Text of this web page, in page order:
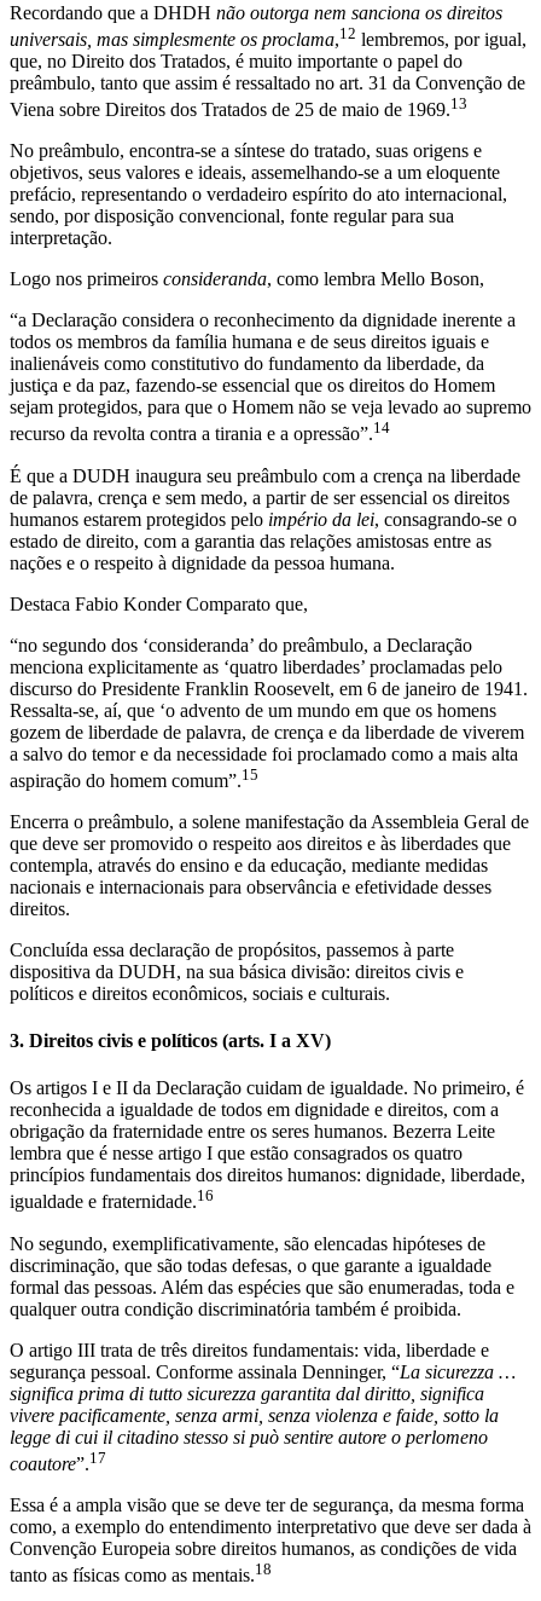
Recordando que a DHDH não outorga nem sanciona os direitos
universais, mas simplesmente os proclama,12 lembremos, por igual,
que, no Direito dos Tratados, é muito importante o papel do
preâmbulo, tanto que assim é ressaltado no art. 31 da Convenção de
Viena sobre Direitos dos Tratados de 25 de maio de 1969.13
No preâmbulo, encontra-se a síntese do tratado, suas origens e
objetivos, seus valores e ideais, assemelhando-se a um eloquente
prefácio, representando o verdadeiro espírito do ato internacional,
sendo, por disposição convencional, fonte regular para sua
interpretação.
Logo nos primeiros consideranda, como lembra Mello Boson,
“a Declaração considera o reconhecimento da dignidade inerente a
todos os membros da família humana e de seus direitos iguais e
inalienáveis como constitutivo do fundamento da liberdade, da
justiça e da paz, fazendo-se essencial que os direitos do Homem
sejam protegidos, para que o Homem não se veja levado ao supremo
recurso da revolta contra a tirania e a opressão”.14
É que a DUDH inaugura seu preâmbulo com a crença na liberdade
de palavra, crença e sem medo, a partir de ser essencial os direitos
humanos estarem protegidos pelo império da lei, consagrando-se o
estado de direito, com a garantia das relações amistosas entre as
nações e o respeito à dignidade da pessoa humana.
Destaca Fabio Konder Comparato que,
“no segundo dos ‘consideranda’ do preâmbulo, a Declaração
menciona explicitamente as ‘quatro liberdades’ proclamadas pelo
discurso do Presidente Franklin Roosevelt, em 6 de janeiro de 1941.
Ressalta-se, aí, que ‘o advento de um mundo em que os homens
gozem de liberdade de palavra, de crença e da liberdade de viverem
a salvo do temor e da necessidade foi proclamado como a mais alta
aspiração do homem comum”.15
Encerra o preâmbulo, a solene manifestação da Assembleia Geral de
que deve ser promovido o respeito aos direitos e às liberdades que
contempla, através do ensino e da educação, mediante medidas
nacionais e internacionais para observância e efetividade desses
direitos.
Concluída essa declaração de propósitos, passemos à parte
dispositiva da DUDH, na sua básica divisão: direitos civis e
políticos e direitos econômicos, sociais e culturais.
3. Direitos civis e políticos (arts. I a XV)
Os artigos I e II da Declaração cuidam de igualdade. No primeiro, é
reconhecida a igualdade de todos em dignidade e direitos, com a
obrigação da fraternidade entre os seres humanos. Bezerra Leite
lembra que é nesse artigo I que estão consagrados os quatro
princípios fundamentais dos direitos humanos: dignidade, liberdade,
igualdade e fraternidade.16
No segundo, exemplificativamente, são elencadas hipóteses de
discriminação, que são todas defesas, o que garante a igualdade
formal das pessoas. Além das espécies que são enumeradas, toda e
qualquer outra condição discriminatória também é proibida.
O artigo III trata de três direitos fundamentais: vida, liberdade e
segurança pessoal. Conforme assinala Denninger, “La sicurezza …
significa prima di tutto sicurezza garantita dal diritto, significa
vivere pacificamente, senza armi, senza violenza e faide, sotto la
legge di cui il citadino stesso si può sentire autore o perlomeno
coautore”.17
Essa é a ampla visão que se deve ter de segurança, da mesma forma
como, a exemplo do entendimento interpretativo que deve ser dada à
Convenção Europeia sobre direitos humanos, as condições de vida
tanto as físicas como as mentais.18